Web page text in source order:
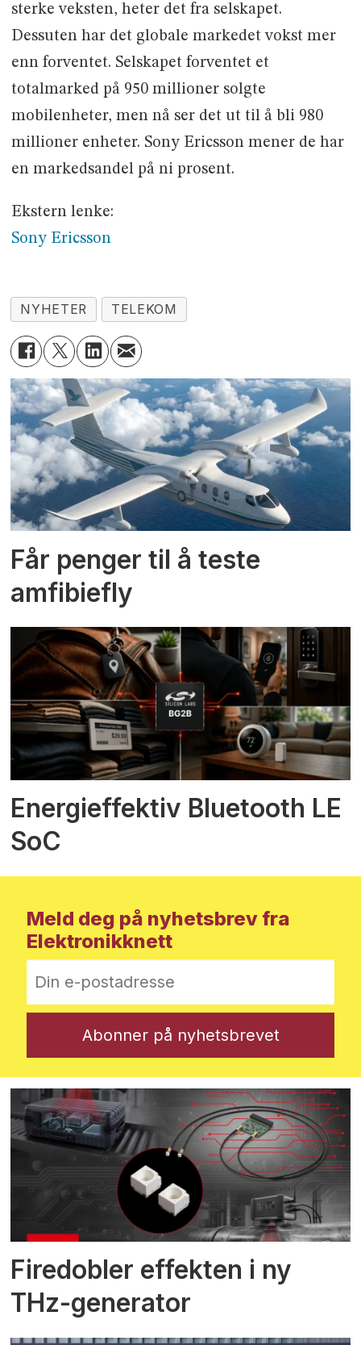
sterke veksten, heter det fra selskapet.
Dessuten har det globale markedet vokst mer
enn forventet. Selskapet forventet et
totalmarked på 950 millioner solgte
mobilenheter, men nå ser det ut til å bli 980
millioner enheter. Sony Ericsson mener de har
en markedsandel på ni prosent.
Ekstern lenke:
Sony Ericsson
NYHETER TELEKOM
Får penger til å teste
amfibiefly
Energieffektiv Bluetooth LE
SoC
Meld deg på nyhetsbrev fra
Elektronikknett
Firedobler effekten i ny
THz-generator